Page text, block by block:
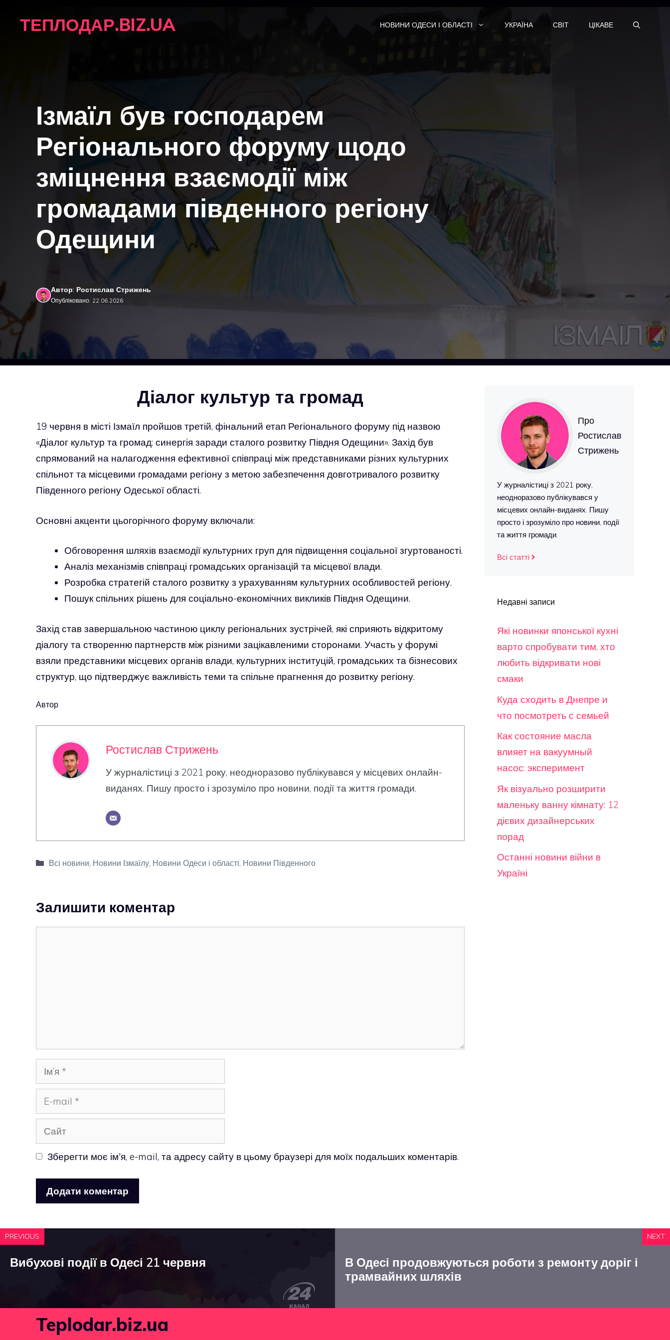
ТЕПЛОДАР.BIZ.UA НОВИНИ ОДЕСИ І ОБЛАСТІ УКРАЇНА СВІТ ЦІКАВЕ
Ізмаїл був господарем
Регіонального форуму щодо
зміцнення взаємодії між
громадами південного регіону
Одещини
Автор: Ростислав Стрижень
Опубліковано: 22.06.2026
Діалог культур та громад
19 червня в місті Ізмаїл пройшов третій, фінальний етап Регіонального форуму під назвою
«Діалог культур та громад: синергія заради сталого розвитку Півдня Одещини». Захід був
спрямований на налагодження ефективної співпраці між представниками різних культурних
спільнот та місцевими громадами регіону з метою забезпечення довготривалого розвитку
Південного регіону Одеської області.
Основні акценти цьогорічного форуму включали:
Обговорення шляхів взаємодії культурних груп для підвищення соціальної згуртованості.
Аналіз механізмів співпраці громадських організацій та місцевої влади.
Розробка стратегій сталого розвитку з урахуванням культурних особливостей регіону.
Пошук спільних рішень для соціально-економічних викликів Півдня Одещини.
Захід став завершальною частиною циклу регіональних зустрічей, які сприяють відкритому
діалогу та створенню партнерств між різними зацікавленими сторонами. Участь у форумі
взяли представники місцевих органів влади, культурних інституцій, громадських та бізнесових
структур, що підтверджує важливість теми та спільне прагнення до розвитку регіону.
Автор
Ростислав Стрижень
У журналістиці з 2021 року, неодноразово публікувався у місцевих онлайн-
виданях. Пишу просто і зрозуміло про новини, події та життя громади.
Категорії
Всі новини Новини Ізмаїлу, Новини Одеси і області Новини Південного
Залишити коментар
Ім’я
mail
Сайт
Зберегти моє ім'я, e-mail, та адресу сайту в цьому браузері для моїх подальших коментарів.
Про
Ростислав
Стрижень
У журналістиці з 2021 року,
неодноразово публікувався у
місцевих онлайн-виданях. Пишу
просто і зрозуміло про новини, події
та життя громади.
Всі статті
Недавні записи
Які новинки японської кухні
варто спробувати тим, хто
любить відкривати нові
смаки
Куда сходить в Днепре и
что посмотреть с семьей
Как состояние масла
влияет на вакуумный
насос: эксперимент
Як візуально розширити
маленьку ванну кімнату: 12
дієвих дизайнерських
порад
Останні новини війни в
Україні
PREVIOUS
Вибухові події в Одесі 21 червня
NEXT
В Одесі продовжуються роботи з ремонту доріг і
трамвайних шляхів
Teplodar.biz.ua